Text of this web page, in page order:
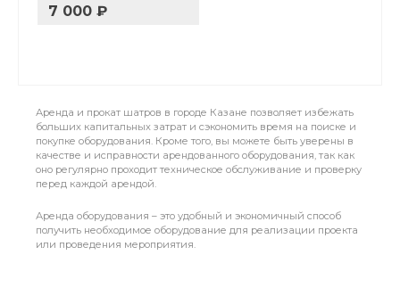
7 000 ₽
Аренда и прокат шатров в городе Казане позволяет избежать
больших капитальных затрат и сэкономить время на поиске и
покупке оборудования. Кроме того, вы можете быть уверены в
качестве и исправности арендованного оборудования, так как
оно регулярно проходит техническое обслуживание и проверку
перед каждой арендой.
Аренда оборудования – это удобный и экономичный способ
получить необходимое оборудование для реализации проекта
или проведения мероприятия.